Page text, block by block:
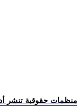
.. منظمات حقوقية تنشر